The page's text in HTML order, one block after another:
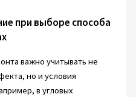
при выборе способа
важно учитывать не
но и условия
в угловых